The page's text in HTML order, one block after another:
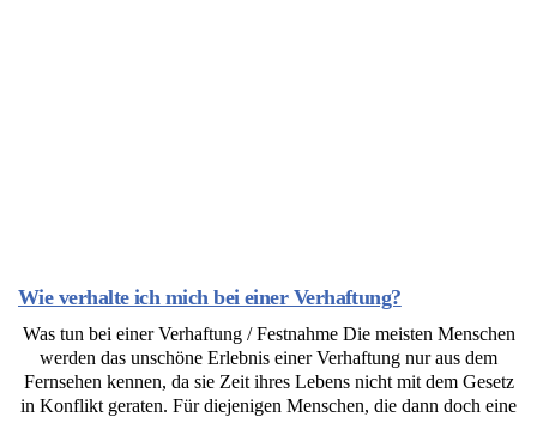
Wie verhalte ich mich bei einer Verhaftung?
Was tun bei einer Verhaftung / Festnahme Die meisten Menschen
werden das unschöne Erlebnis einer Verhaftung nur aus dem
Fernsehen kennen, da sie Zeit ihres Lebens nicht mit dem Gesetz
in Konflikt geraten. Für diejenigen Menschen, die dann doch eine